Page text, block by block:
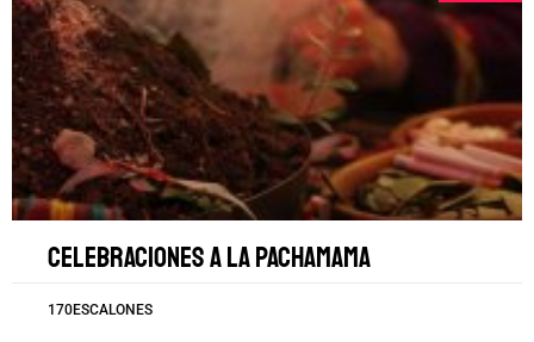
Celebraciones a la Pachamama
170ESCALONES